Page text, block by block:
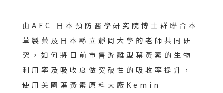
由AFC 日本預防醫學研究院博士群聯合本
草製藥及日本縣立靜岡大學的老師共同研
究，如何將目前市售游離型葉黃素的生物
利用率及吸收度做突破性的吸收率提升，
使用美國葉黃素原料大廠Kemin